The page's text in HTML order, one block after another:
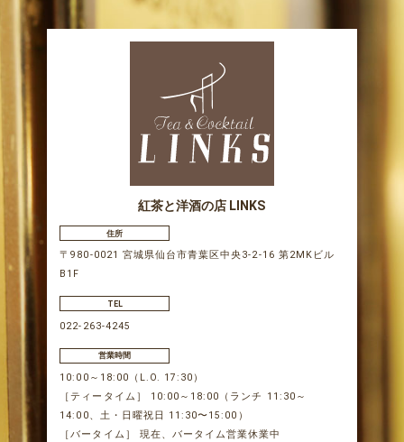
紅茶と洋酒の店 LINKS
住所
〒980-0021 宮城県仙台市青葉区中央3-2-16 第2MKビル
B1F
TEL
022-263-4245
営業時間
10:00～18:00（L.O. 17:30）
［ティータイム］ 10:00～18:00（ランチ 11:30～
14:00、土・日曜祝日 11:30〜15:00）
［バータイム］ 現在、バータイム営業休業中